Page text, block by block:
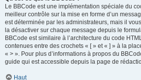
Le BBCode est une implémentation spéciale du
meilleur contrôle sur la mise en forme d’un
est déterminée par les administrateurs, mais il
la désactiver sur chaque message depuis le
BBCode est similaire à l’architecture du code
contenues entre des crochets « [ » et « ] » à la
« > ». Pour plus d’informations à propos du
guide qui est accessible depuis la page de
Haut